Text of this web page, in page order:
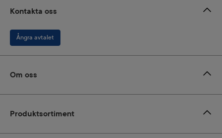
Kontakta oss
Ångra avtalet
Om oss
Produktsortiment